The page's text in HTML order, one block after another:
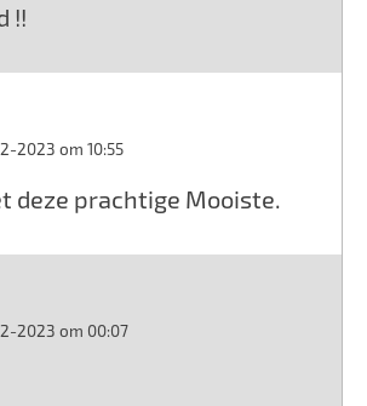
!!
2023 om 10:55
deze prachtige Mooiste.
2023 om 00:07